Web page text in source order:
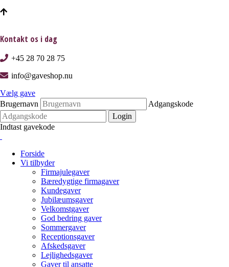
Kontakt os i dag
+45 28 70 28 75
info@gaveshop.nu
Vælg gave
Brugernavn
Adgangskode
Login
Indtast gavekode
Forside
Vi tilbyder
Firmajulegaver
Bæredygtige firmagaver
Kundegaver
Jubilæumsgaver
Velkomstgaver
God bedring gaver
Sommergaver
Receptionsgaver
Afskedsgaver
Lejlighedsgaver
Gaver til ansatte